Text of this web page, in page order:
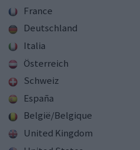
France
Deutschland
Italia
Österreich
Schweiz
España
België/Belgique
United Kingdom